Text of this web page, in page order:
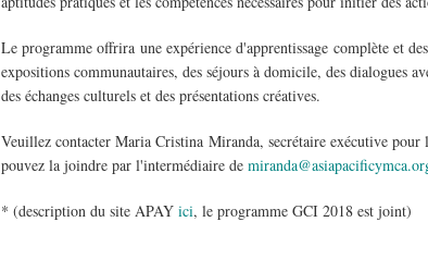
Le programme offrira une expérience d'apprentissage complète et
expositions communautaires, des séjours à domicile, des dialogues
des échanges culturels et des présentations créatives.
Veuillez contacter Maria Cristina Miranda, secrétaire exécutive
pouvez la joindre par l'intermédiaire de
* (description du site APAY ici, le programme GCI 2018 est joint)